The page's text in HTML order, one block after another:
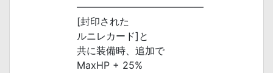
―――――――――――――
[封印された
ルニレカード]と
共に装備時、追加で
MaxHP + 25%